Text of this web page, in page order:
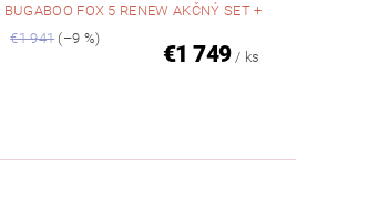
BUGABOO FOX 5 RENEW AKČNÝ SET +
€1 941 (–9 %)
€1 749 / ks